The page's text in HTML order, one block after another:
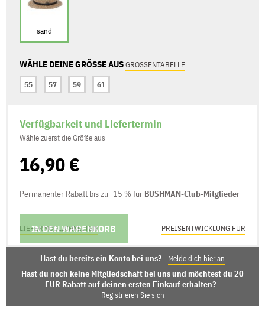
sand
WÄHLE DEINE GRÖSSE AUSGRÖSSENTABELLE
55
57 59 61
Verfügbarkeit und Liefertermin
Wähle zuerst die Größe aus
16,90 €
Permanenter Rabatt bis zu -15 % für BUSHMAN-Club-Mitglieder
IN DEN WARENKORB
LIEFERMÖGLICHKEITEN PREISENTWICKLUNG FÜR
Hast du bereits ein Konto bei uns? Melde dich hier an
Hast du noch keine Mitgliedschaft bei uns und möchtest du 20
EUR Rabatt auf deinen ersten Einkauf erhalten?
Registrieren Sie sich